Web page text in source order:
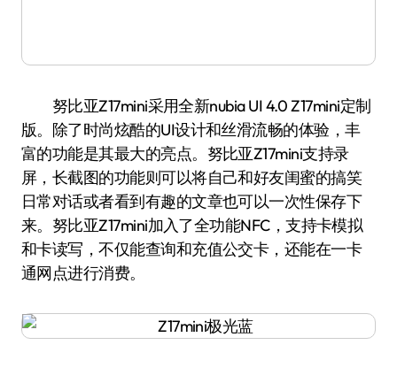
努比亚Z17mini采用全新nubia UI 4.0 Z17mini定制
版。除了时尚炫酷的UI设计和丝滑流畅的体验，丰
富的功能是其最大的亮点。努比亚Z17mini支持录
屏，长截图的功能则可以将自己和好友闺蜜的搞笑
日常对话或者看到有趣的文章也可以一次性保存下
来。努比亚Z17mini加入了全功能NFC，支持卡模拟
和卡读写，不仅能查询和充值公交卡，还能在一卡
通网点进行消费。